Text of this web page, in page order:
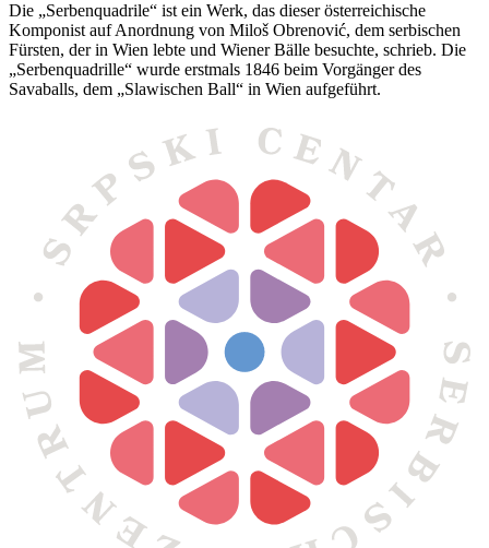
Die „Serbenquadrile“ ist ein Werk, das dieser österreichische
Komponist auf Anordnung von Miloš Obrenović, dem serbischen
Fürsten, der in Wien lebte und Wiener Bälle besuchte, schrieb. Die
„Serbenquadrille“ wurde erstmals 1846 beim Vorgänger des
Savaballs, dem „Slawischen Ball“ in Wien aufgeführt.